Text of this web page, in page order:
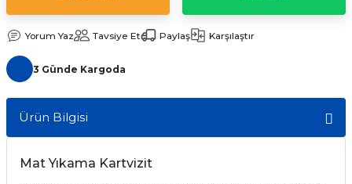
Yorum Yaz Tavsiye Et Paylaş Karşılaştır
3 Günde Kargoda
Ürün Bilgisi
Mat Yıkama Kartvizit